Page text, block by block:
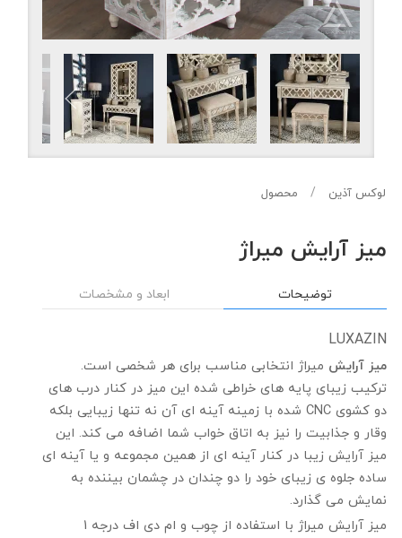
لوکس آذین محصول
میز آرایش میراژ
توضیحات ابعاد و مشخصات
LUXAZIN
میز آرایش میراژ انتخابی مناسب برای هر شخصی است.
ترکیب زیبای پایه های خراطی شده این میز در کنار درب های
دو کشوی CNC شده با زمینه آینه ای آن نه تنها زیبایی بلکه
وقار و جذابیت را نیز به اتاق خواب شما اضافه می کند. این
میز آرایش زیبا در کنار آینه ای از همین مجموعه و یا آینه ای
ساده جلوه ی زیبای خود را دو چندان در چشمان بیننده به
نمایش می گذارد.
میز آرایش میراژ با استفاده از چوب و ام دی اف درجه 1